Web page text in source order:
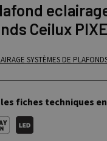
Ceilux
SYSTÈMES DE
fiches techniques